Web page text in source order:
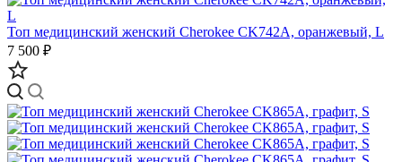
Топ медицинский женский Cherokee CK742A, оранжевый, L
7 500 ₽